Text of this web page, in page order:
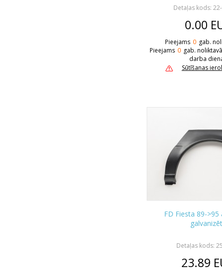
Detaļas kods:
0.00
Pieejams 0 gab.
Pieejams 0 gab.
darba
Sūtīšanas
FD Fiesta 89->95
Detaļas kods:
23.89